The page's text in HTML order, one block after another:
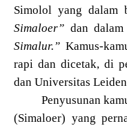
Simolol yang dalam
Simaloer” dan
Simalur.” Kamus-
rapi dan dicetak, di
dan Universitas
Penyusunan
(Simaloer) yang